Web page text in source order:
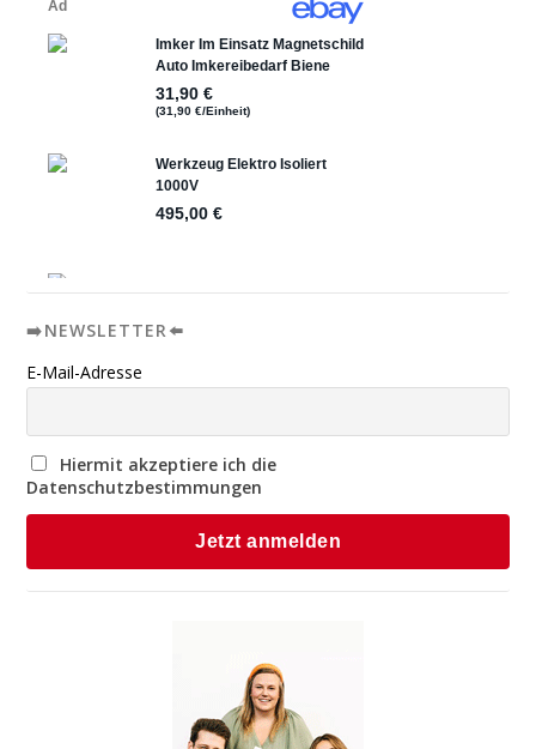
➡️NEWSLETTER⬅️
E-Mail-Adresse
Hiermit akzeptiere ich die
Datenschutzbestimmungen